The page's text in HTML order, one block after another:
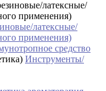
латексные/
применения)
средство
Инструменты/